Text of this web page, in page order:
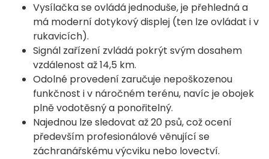
Vysílačka se ovládá jednoduše, je přehledná a
má moderní dotykový displej (ten lze ovládat i v
rukavicích).
Signál zařízení zvládá pokrýt svým dosahem
vzdálenost až 14,5 km.
Odolné provedení zaručuje nepoškozenou
funkčnost i v náročném terénu, navíc je obojek
plně vodotěsný a ponořitelný.
Najednou lze sledovat až 20 psů, což ocení
především profesionálové věnující se
záchranářskému výcviku nebo lovectví.